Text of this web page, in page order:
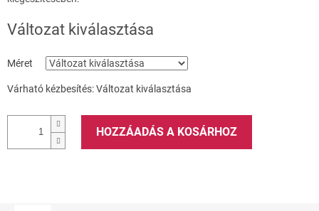
Változat kiválasztása
Méret
Várható kézbesítés:Változat kiválasztása
HOZZÁADÁS A KOSÁRHOZ